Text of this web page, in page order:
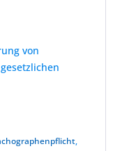
von
,